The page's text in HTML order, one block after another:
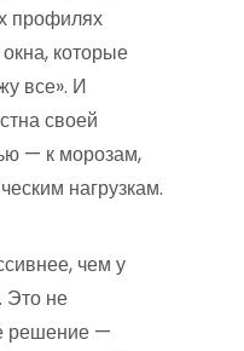
профилях
которые
все». И
своей
— к морозам,
нагрузкам.
чем у
Это не
решение —